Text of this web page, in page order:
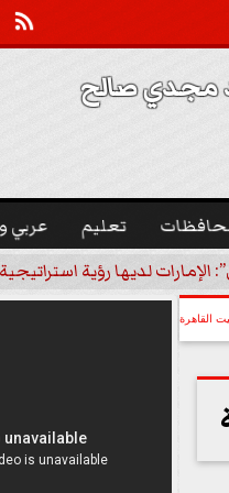

صالح
تعليم عربي
الإمارات لديها رؤية
القاهرة